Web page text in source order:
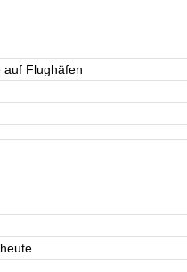
auf Flughäfen